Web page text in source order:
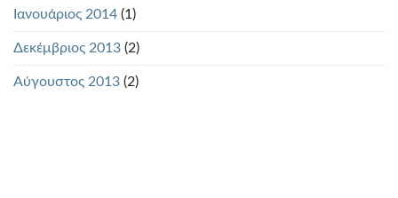
Ιανουάριος 2014 (1)
Δεκέμβριος 2013 (2)
Αύγουστος 2013 (2)